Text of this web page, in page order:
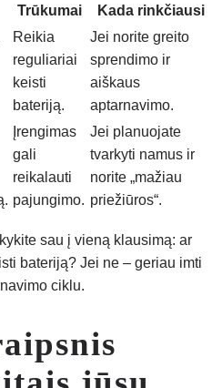
Trūkumai Kada rinkčiausi
Reikia
reguliariai
keisti
bateriją.
Jei norite greito
sprendimo ir
aiškaus
aptarnavimo.
Įrengimas
gali
reikalauti
pajungimo.
Jei planuojate
tvarkyti namus ir
norite „mažiau
priežiūros“.
sau į vieną klausimą: ar
bateriją? Jei ne – geriau imti
ciklu.